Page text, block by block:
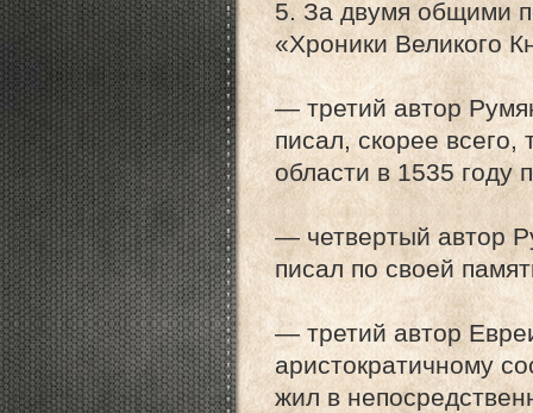
5. За двумя общими
«Хроники Великого
— третий автор
писал, скорее
области в 1535 году
— четвертый автор
писал по своей
— третий автор
аристократичному
жил в